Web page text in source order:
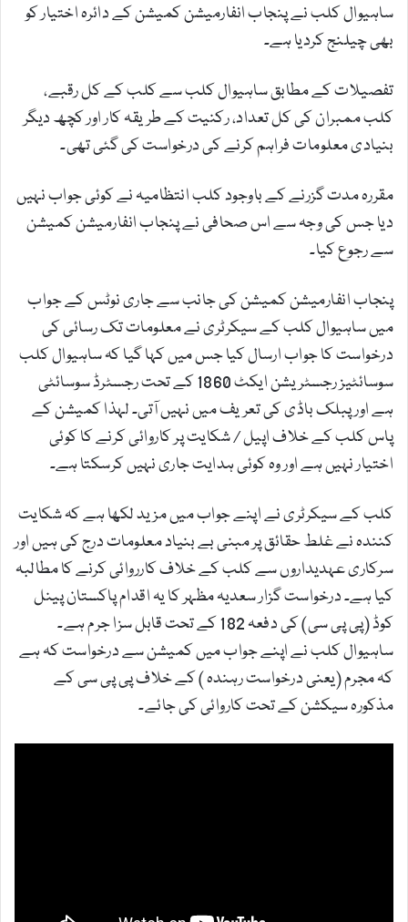
ساہیوال کلب نے پنجاب انفارمیشن کمیشن کے دائرہ اختیار کو
بھی چیلنج کردیا ہے۔
تفصیلات کے مطابق ساہیوال کلب سے کلب کے کل رقبے،
کلب ممبران کی کل تعداد، رکنیت کے طریقہ کار اور کچھ دیگر
بنیادی معلومات فراہم کرنے کی درخواست کی گئی تھی۔
مقررہ مدت گزرنے کے باوجود کلب انتظامیہ نے کوئی جواب نہیں
دیا جس کی وجہ سے اس صحافی نے پنجاب انفارمیشن کمیشن
سے رجوع کیا۔
پنجاب انفارمیشن کمیشن کی جانب سے جاری نوٹس کے جواب
میں ساہیوال کلب کے سیکرٹری نے معلومات تک رسائی کی
درخواست کا جواب ارسال کیا جس میں کہا گیا کہ ساہیوال کلب
سوسائٹیز رجسٹریشن ایکٹ 1860 کے تحت رجسٹرڈ سوسائٹی
ہے اور پبلک باڈی کی تعریف میں نہیں آتی۔ لہذا کمیشن کے
پاس کلب کے خلاف اپیل / شکایت پر کاروائی کرنے کا کوئی
اختیار نہیں ہے اور وہ کوئی ہدایت جاری نہیں کرسکتا ہے۔
کلب کے سیکرٹری نے اپنے جواب میں مزید لکھا ہے کہ شکایت
کنندہ نے غلط حقائق پر مبنی بے بنیاد معلومات درج کی ہیں اور
سرکاری عہدیداروں سے کلب کے خلاف کارروائی کرنے کا مطالبہ
کیا ہے۔ درخواست گزار سعدیہ مظہر کا یہ اقدام پاکستان پینل
کوڈ (پی پی سی) کی دفعہ 182 کے تحت قابل سزا جرم ہے۔
ساہیوال کلب نے اپنے جواب میں کمیشن سے درخواست کہ ہے
کہ مجرم (یعنی درخواست رہندہ ) کے خلاف پی پی سی کے
مذکورہ سیکشن کے تحت کاروائی کی جائے۔